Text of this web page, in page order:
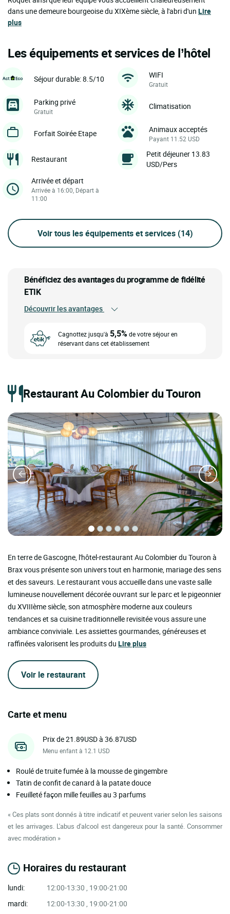
dans une demeure bourgeoise du XIXème siècle, à l'abri d'un Lire
plus
Les équipements et services de l’hôtel
Séjour durable: 8.5/10 WIFI
Gratuit
Parking privé
Gratuit
Climatisation
Forfait Soirée Etape Animaux acceptés
Payant 11.52 USD
Restaurant
Petit déjeuner 13.83
USD/Pers
Arrivée et départ
Arrivée à 16:00, Départ à
11:00
Voir tous les équipements et services (14)
Bénéficiez des avantages du programme de fidélité
ETIK
Découvrir les avantages
Cagnottez jusqu'à 5,5%de votre séjour en
réservant dans cet établissement
Restaurant Au Colombier du Touron
En terre de Gascogne, l'hôtel-restaurant Au Colombier du Touron à
Brax vous présente son univers tout en harmonie, mariage des sens
et des saveurs. Le restaurant vous accueille dans une vaste salle
lumineuse nouvellement décorée ouvrant sur le parc et le pigeonnier
du XVIIIème siècle, son atmosphère moderne aux couleurs
tendances et sa cuisine traditionnelle revisitée vous assure une
ambiance conviviale. Les assiettes gourmandes, généreuses et
raffinées valorisent les produits du Lire plus
Voir le restaurant
Carte et menu
Prix de 21.89USD à 36.87USD
Menu enfant à 12.1 USD
Roulé de truite fumée à la mousse de gingembre
Tatin de confit de canard à la patate douce
Feuilleté façon mille feuilles au 3 parfums
« Ces plats sont donnés à titre indicatif et peuvent varier selon les saisons
et les arrivages. L'abus d'alcool est dangereux pour la santé. Consommer
avec modération »
Horaires du restaurant
lundi:
12:00-13:30 , 19:00-21:00
mardi:
12:00-13:30 , 19:00-21:00